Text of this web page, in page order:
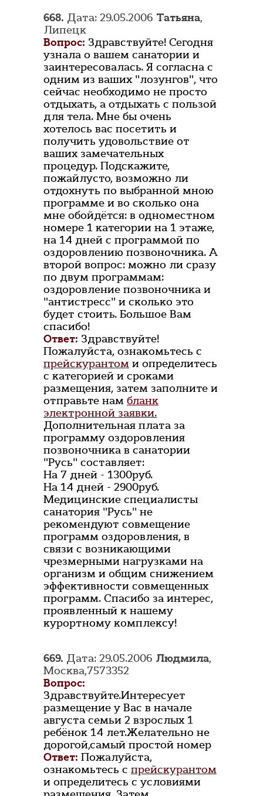
668. Дата: 29.05.2006 Татьяна,
Липецк
Вопрос: Здравствуйте! Сегодня
узнала о вашем санатории и
заинтересовалась. Я согласна с
одним из ваших "лозунгов", что
сейчас необходимо не просто
отдыхать, а отдыхать с пользой
для тела. Мне бы очень
хотелось вас посетить и
получить удовольствие от
ваших замечательных
процедур. Подскажите,
пожайлусто, возможно ли
отдохнуть по выбранной мною
программе и во сколько она
мне обойдётся: в одноместном
номере 1 категории на 1 этаже,
на 14 дней с программой по
оздоровлению позвоночника. А
второй вопрос: можно ли сразу
по двум программам:
оздоровление позвоночника и
"антистресс" и сколько это
будет стоить. Большое Вам
спасибо!
Ответ: Здравствуйте!
Пожалуйста, ознакомьтесь с
прейскурантом и определитесь
с категорией и сроками
размещения, затем заполните и
отправьте нам бланк
электронной заявки.
Дополнительная плата за
программу оздоровления
позвоночника в санатории
"Русь" составляет:
На 7 дней - 1300руб.
На 14 дней - 2900руб.
Медицинские специалисты
санатория "Русь" не
рекомендуют совмещение
программ оздоровления, в
связи с возникающими
чрезмерными нагрузками на
организм и общим снижением
эффективности совмещенных
программ. Спасибо за интерес,
проявленный к нашему
курортному комплексу!
669. Дата: 29.05.2006 Людмила,
Москва,7573352
Вопрос:
Здравствуйте.Интересует
размещение у Вас в начале
августа семьи 2 взрослых 1
ребёнок 14 лет.Желательно не
дорогой,самый простой номер
Ответ: Пожалуйста,
ознакомьтесь с прейскурантом
и определитесь с условиями